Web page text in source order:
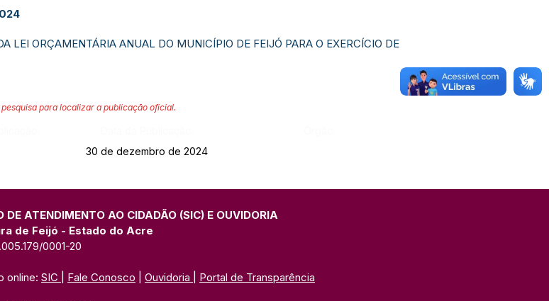
LEI ORÇAMENTÁRIA ANUAL DO MUNICÍPIO DE FEIJÓ PARA O EXERCÍCIO DE
para localizar a publicação oficial.
30 de dezembro de 2024
DE ATENDIMENTO AO CIDADÃO (SIC) E OUVIDORIA
de Feijó - Estado do Acre
0001-20
online: SIC Fale Conosco Ouvidoria Portal de Transparência